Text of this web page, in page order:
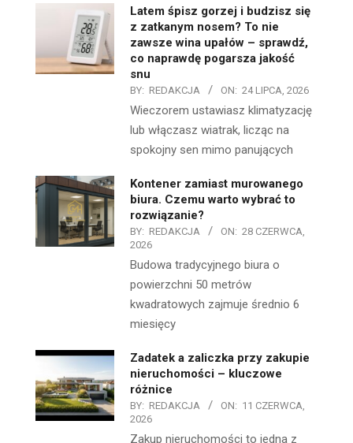
Latem śpisz gorzej i budzisz się
z zatkanym nosem? To nie
zawsze wina upałów – sprawdź,
co naprawdę pogarsza jakość
snu
BY: REDAKCJA ON: 24 LIPCA, 2026
Wieczorem ustawiasz klimatyzację
lub włączasz wiatrak, licząc na
spokojny sen mimo panujących
Kontener zamiast murowanego
biura. Czemu warto wybrać to
rozwiązanie?
BY: REDAKCJA ON: 28 CZERWCA,
2026
Budowa tradycyjnego biura o
powierzchni 50 metrów
kwadratowych zajmuje średnio 6
miesięcy
Zadatek a zaliczka przy zakupie
nieruchomości – kluczowe
różnice
BY: REDAKCJA ON: 11 CZERWCA,
2026
Zakup nieruchomości to jedna z